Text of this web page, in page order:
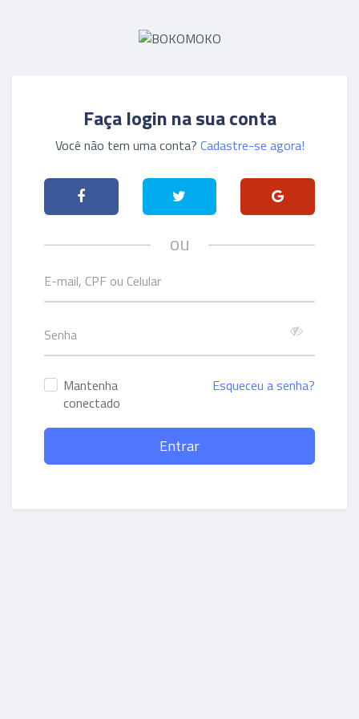
Faça login na sua conta
Você não tem uma conta? Cadastre-se agora!
ou
Mantenha
conectado
Esqueceu a senha?
Entrar